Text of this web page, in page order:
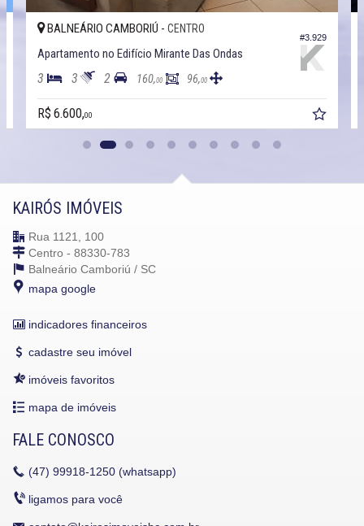
#3.929
BALNEÁRIO CAMBORIÚ - CENTRO
Apartamento no Edifício Mirante Das Ondas
3 3 2 160,00 96,00
R$ 6.600,00
KAIRÓS IMÓVEIS
Rua 1121, 100
Centro - 88330-783
Balneário Camboriú / SC
mapa google
indicadores financeiros
cadastre seu imóvel
imóveis favoritos
mapa de imóveis
FALE CONOSCO
(47) 99918-1250 (whatsapp)
ligamos para você